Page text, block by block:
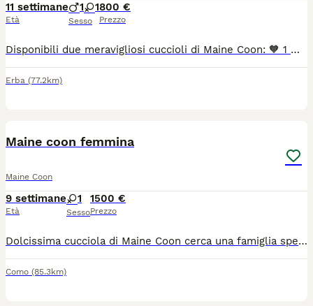
11 settimane
Età
1 1
Sesso
800 €
Prezzo
Disponibili due meravigliosi cuccioli di Maine Coon: 🧡 1 maschio rosso 🩶 1 femmina grigia Entrambi provengono da genitori con pedigree, selezionati per salute, bellezza e carattere. I cuccioli sono cresciuti in ambiente familiare, sono socievoli, dolci, affettuosi e molto giocherelloni, abituati al contatto con le persone e ideali anche per famiglie con bambini. Saranno ceduti solo a persone responsabili e amanti degli animali. Per ulteriori informazioni, foto, disponibilità e prezzo, contattatemi in privato.
Erba (77.2km)
Maine coon femmina
Maine Coon
9 settimane
Età
1
Sesso
1500 €
Prezzo
Dolcissima cucciola di Maine Coon cerca una famiglia speciale ❤️ Nata il 2 giugno, questa splendida femminuccia di Maine Coon è pronta a trovare la sua famiglia per la vita. È una micina dolcissima, ama le coccole e ricambia con tanto affetto. È anche molto giocherellona e curiosa, perfetta per portare allegria in casa. Utilizza già la lettiera con sicurezza, è cresciuta in un ambiente familiare ed è abituata alla presenza di altri gatti. Verrà affidata esclusivamente a una famiglia amorevole e responsabile, che possa garantirle tutte le cure, l'attenzione e l'affetto di cui ha bisogno. Si richiede il rispetto di alcune semplici condizioni per assicurare il suo benessere e una vita serena. Per maggiori informazioni o per conoscerla, non esitate a contattarmi.
Como (85.3km)